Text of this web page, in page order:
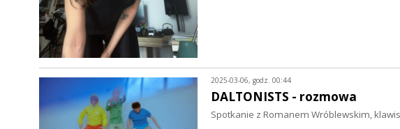
2025-03-06, godz. 00:44
DALTONISTS - rozmowa
Spotkanie z Romanem Wróblewskim,